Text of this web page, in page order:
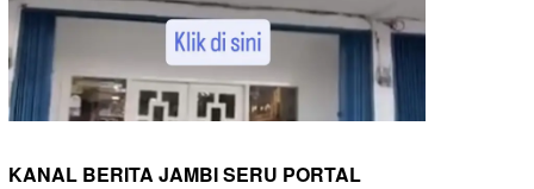
KANAL BERITA JAMBI SERU PORTAL